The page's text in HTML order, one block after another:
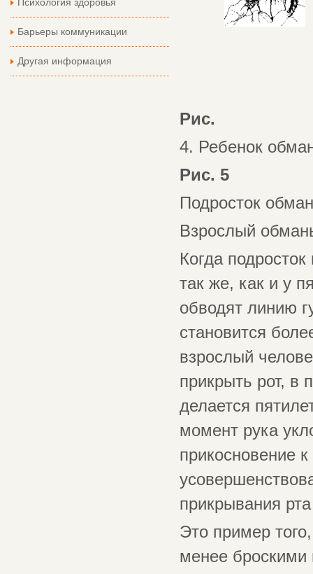
Барьеры коммуникации
Другая информация
Рис.
4. Ребенок
Рис. 5
Подросток
Взрослый
Когда
так же, как и у
обводят линию
становится
взрослый
прикрыть рот, в
делается
момент рука
прикосновение
прикрывания
Это пример
менее броскими